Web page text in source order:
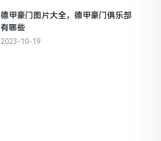
德甲豪门图片大全，德甲豪门俱乐部
有哪些
2023-10-19